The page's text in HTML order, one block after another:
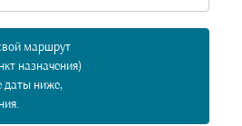
маршрут
назначения)
даты ниже,